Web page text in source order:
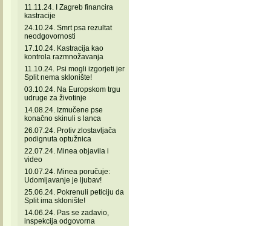
11.11.24. I Zagreb financira
kastracije
24.10.24. Smrt psa rezultat
neodgovornosti
17.10.24. Kastracija kao
kontrola razmnožavanja
11.10.24. Psi mogli izgorjeti jer
Split nema sklonište!
03.10.24. Na Europskom trgu
udruge za životinje
14.08.24. Izmučene pse
konačno skinuli s lanca
26.07.24. Protiv zlostavljača
podignuta optužnica
22.07.24. Minea objavila i
video
10.07.24. Minea poručuje:
Udomljavanje je ljubav!
25.06.24. Pokrenuli peticiju da
Split ima sklonište!
14.06.24. Pas se zadavio,
inspekcija odgovorna